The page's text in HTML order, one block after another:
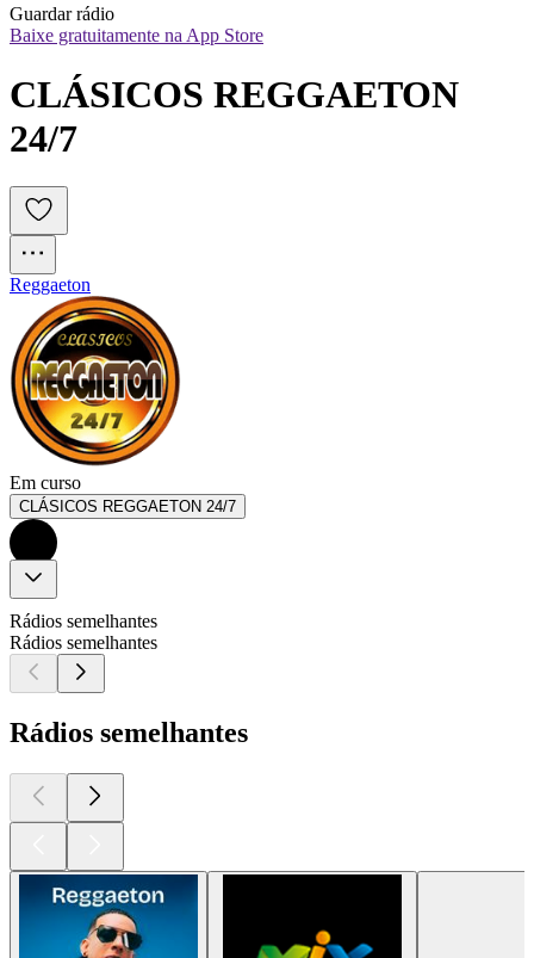
Guardar rádio
Baixe gratuitamente na App Store
CLÁSICOS REGGAETON
24/7
Reggaeton
Em curso
CLÁSICOS REGGAETON 24/7
Rádios semelhantes
Rádios semelhantes
Rádios semelhantes